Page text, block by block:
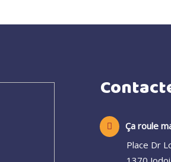
Ça roule
Place Dr